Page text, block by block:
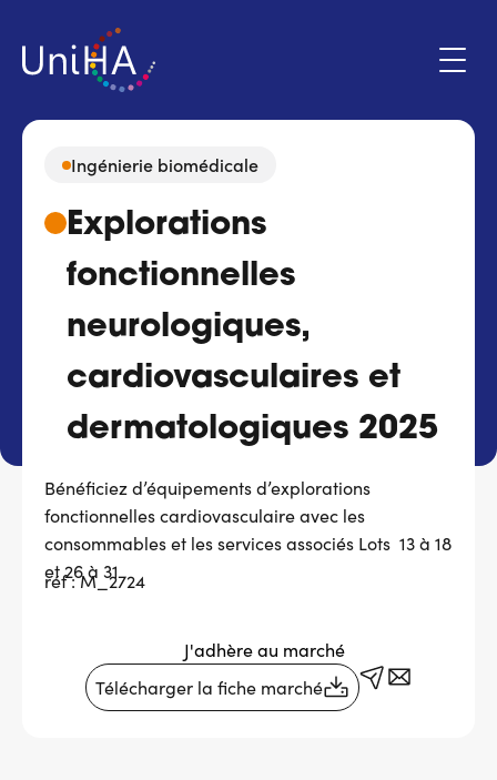
contenu
Menu
du
compte
l'utilisateur
Espace adhérent
Marchés
Services adhérents
Recrutement
Ingénierie biomédicale
Explorations
fonctionnelles
neurologiques,
cardiovasculaires et
dermatologiques 2025
Bénéficiez d’équipements d’explorations
fonctionnelles cardiovasculaire avec les
consommables et les services associés Lots 13 à 18
et 26 à 31
réf : M_2724
J'adhère au marché
Télécharger la fiche marché